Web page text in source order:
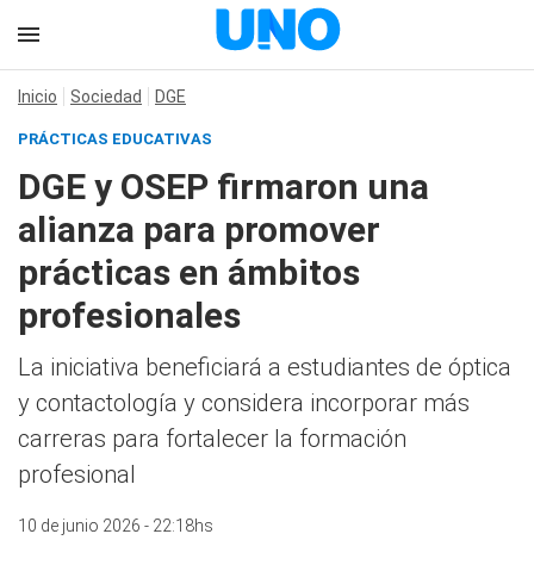
Inicio Sociedad DGE
PRÁCTICAS EDUCATIVAS
DGE y OSEP firmaron una
alianza para promover
prácticas en ámbitos
profesionales
La iniciativa beneficiará a estudiantes de óptica
y contactología y considera incorporar más
carreras para fortalecer la formación
profesional
10 de junio 2026 - 22:18hs